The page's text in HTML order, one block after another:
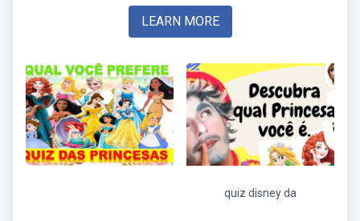
LEARN MORE
quiz disney da